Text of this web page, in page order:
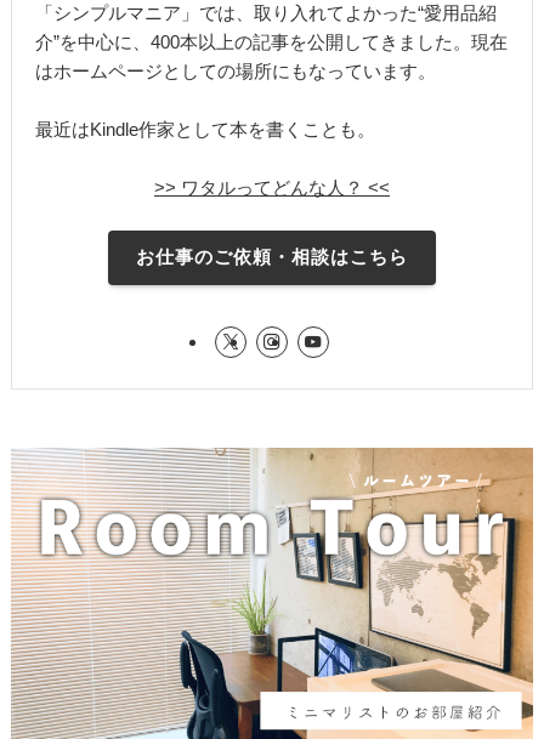
「シンプルマニア」では、取り入れてよかった“愛用品紹
介”を中心に、400本以上の記事を公開してきました。現在
はホームページとしての場所にもなっています。
最近はKindle作家として本を書くことも。
>> ワタルってどんな人？ <<
お仕事のご依頼・相談はこちら